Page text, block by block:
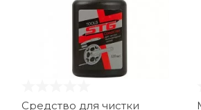
Средство для чистки